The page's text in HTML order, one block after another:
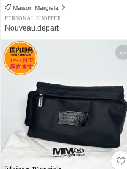
Maison Margiela
PERSONAL SHOPPER
Nouveau.depart